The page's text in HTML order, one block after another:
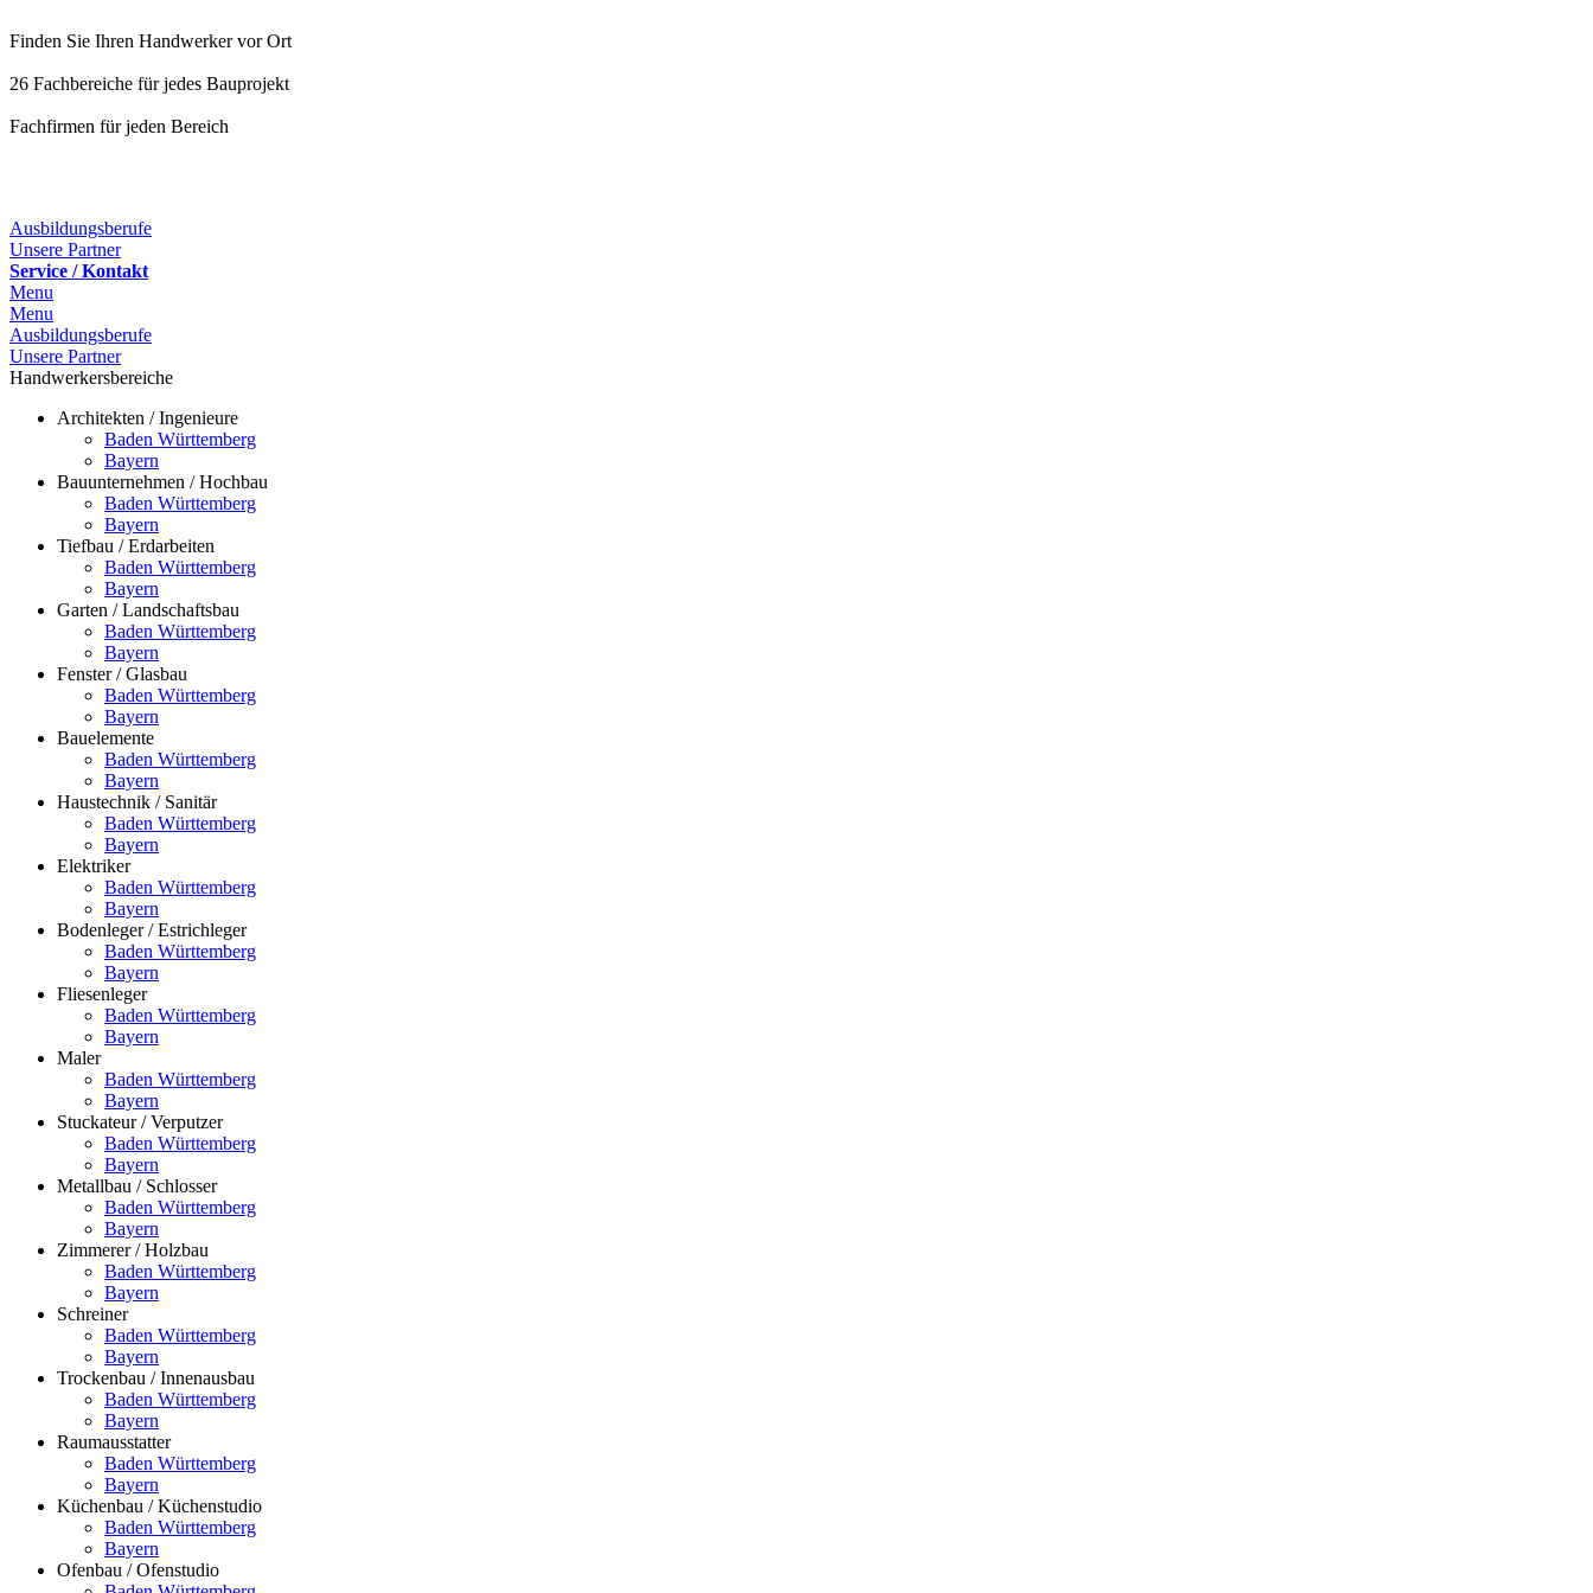
Finden Sie Ihren Handwerker vor Ort
26 Fachbereiche für jedes Bauprojekt
Fachfirmen für jeden Bereich
Ausbildungsberufe
Unsere Partner
Service / Kontakt
Menu
Menu
Ausbildungsberufe
Unsere Partner
Handwerkersbereiche
Architekten / Ingenieure
Baden Württemberg
Bayern
Bauunternehmen / Hochbau
Baden Württemberg
Bayern
Tiefbau / Erdarbeiten
Baden Württemberg
Bayern
Garten / Landschaftsbau
Baden Württemberg
Bayern
Fenster / Glasbau
Baden Württemberg
Bayern
Bauelemente
Baden Württemberg
Bayern
Haustechnik / Sanitär
Baden Württemberg
Bayern
Elektriker
Baden Württemberg
Bayern
Bodenleger / Estrichleger
Baden Württemberg
Bayern
Fliesenleger
Baden Württemberg
Bayern
Maler
Baden Württemberg
Bayern
Stuckateur / Verputzer
Baden Württemberg
Bayern
Metallbau / Schlosser
Baden Württemberg
Bayern
Zimmerer / Holzbau
Baden Württemberg
Bayern
Schreiner
Baden Württemberg
Bayern
Trockenbau / Innenausbau
Baden Württemberg
Bayern
Raumausstatter
Baden Württemberg
Bayern
Küchenbau / Küchenstudio
Baden Württemberg
Bayern
Ofenbau / Ofenstudio